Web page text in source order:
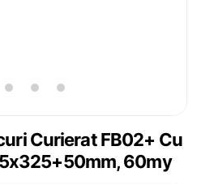
lens lens lens
Curierat FB02+ Cu
60my